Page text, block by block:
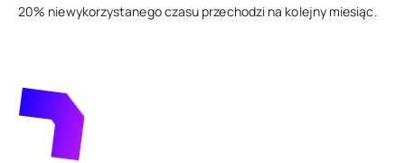
20% niewykorzystanego czasu przechodzi na kolejny miesiąc.